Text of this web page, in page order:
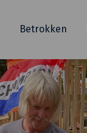
Betrokken